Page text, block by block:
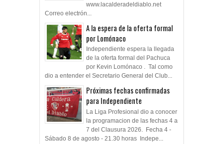
www.lacalderadeldiablo.net
Correo electrón...
A la espera de la oferta formal
por Lomónaco
Independiente espera la llegada
de la oferta formal del Pachuca
por Kevin Lomónaco . Tal como
dio a entender el Secretario General del Club...
Próximas fechas confirmadas
para Independiente
La Liga Profesional dio a conocer
la programacion de las fechas 4 a
7 del Clausura 2026. Fecha 4 -
Sábado 8 de agosto - 21.30 horas Indepe...